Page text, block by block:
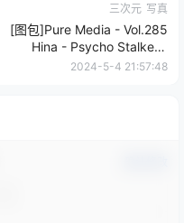
三次元 写真
[图包]Pure Media - Vol.285
Hina - Psycho Stalker's
Room（208P/379MB）
2024-5-4 21:57:48